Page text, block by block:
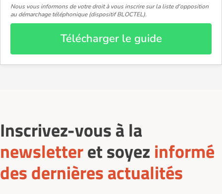
Nous vous informons de votre droit à vous inscrire sur la liste d'opposition
au démarchage téléphonique (dispositif BLOCTEL).
Télécharger le guide
Inscrivez-vous à la
newsletteret soyez informé
des dernières actualités